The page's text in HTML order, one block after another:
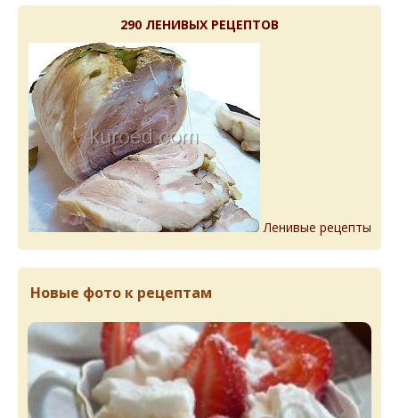
290 ЛЕНИВЫХ РЕЦЕПТОВ
Ленивые рецепты
Новые фото к рецептам